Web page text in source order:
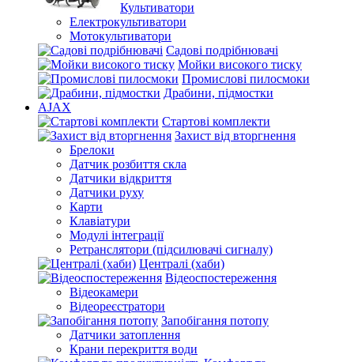
Культиватори
Електрокультиватори
Мотокультиватори
Садові подрібнювачі
Мойки високого тиску
Промислові пилосмоки
Драбини, підмостки
AJAX
Стартові комплекти
Захист від вторгнення
Брелоки
Датчик розбиття скла
Датчики відкриття
Датчики руху
Карти
Клавіатури
Модулі інтеграції
Ретранслятори (підсилювачі сигналу)
Централі (хаби)
Відеоспостереження
Відеокамери
Відеореєстратори
Запобігання потопу
Датчики затоплення
Крани перекриття води